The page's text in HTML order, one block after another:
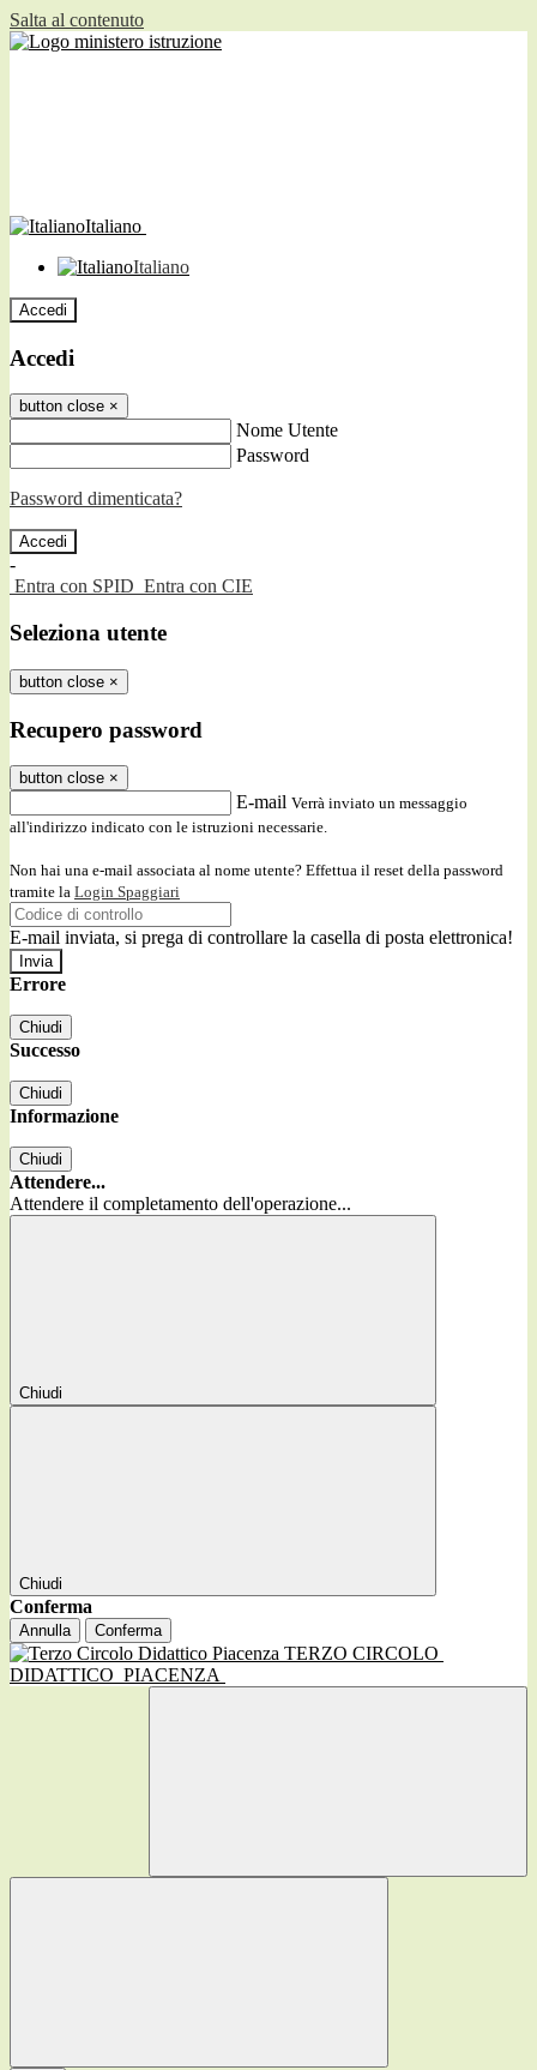
Salta al contenuto
Italiano
Italiano
Accedi
Accedi
button close ×
Nome Utente
Password
Password dimenticata?
-
Entra con SPID Entra con CIE
Seleziona utente
button close ×
Recupero password
button close ×
E-mail Verrà inviato un messaggio
all'indirizzo indicato con le istruzioni necessarie.
Non hai una e-mail associata al nome utente? Effettua il reset della password
tramite la Login Spaggiari
E-mail inviata, si prega di controllare la casella di posta elettronica!
Errore
Chiudi
Successo
Chiudi
Informazione
Chiudi
Attendere...
Attendere il completamento dell'operazione...
Chiudi
Chiudi
Conferma
Annulla Conferma
TERZO CIRCOLO
DIDATTICO PIACENZA